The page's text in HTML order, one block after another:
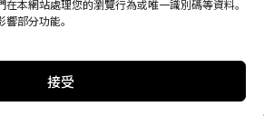
本網站處理您的瀏覽行為或唯一識別碼等資料。
部分功能。
接受